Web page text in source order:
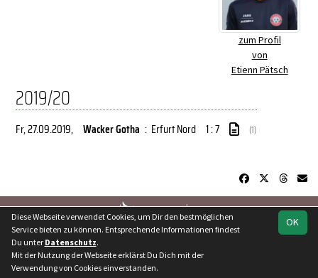
zum Profil
von
Etienn Pätsch
2019/20
Fr, 27.09.2019, Wacker Gotha : Erfurt Nord 1 : 7 (1)
soccero.de
© 2006 - 2026
Besucherstatistik
Datenschutz
OK
Diese Webseite verwendet Cookies, um Dir den bestmöglichen
Service bieten zu können. Entsprechende Informationen findest
Du unter Datenschutz.
Mit der Nutzung der Webseite erklärst Du Dich mit der
Verwendung von Cookies einverstanden.